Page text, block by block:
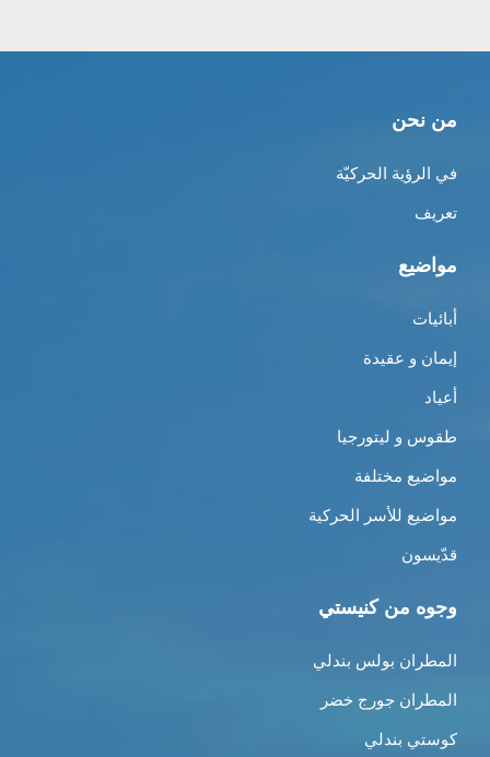
من نحن
في الرؤية الحركيّة
تعريف
مواضيع
أبائيات
إيمان و عقيدة
أعياد
طقوس و ليتورجيا
مواضيع مختلفة
مواضيع للأسر الحركية
قدّيسون
وجوه من كنيستي
المطران بولس بندلي
المطران جورج خضر
كوستي بندلي